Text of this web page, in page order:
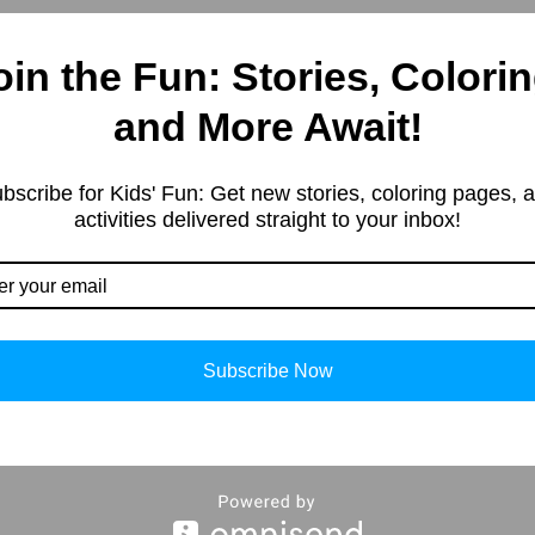
started in 2019 with a
information. Our
in different categories,
Kids’ products,
more.
the Fun: Stories,
and More Await!
for Kids' Fun: Get new stories, coloring pages,
activities delivered straight to your inbox!
Subscribe Now